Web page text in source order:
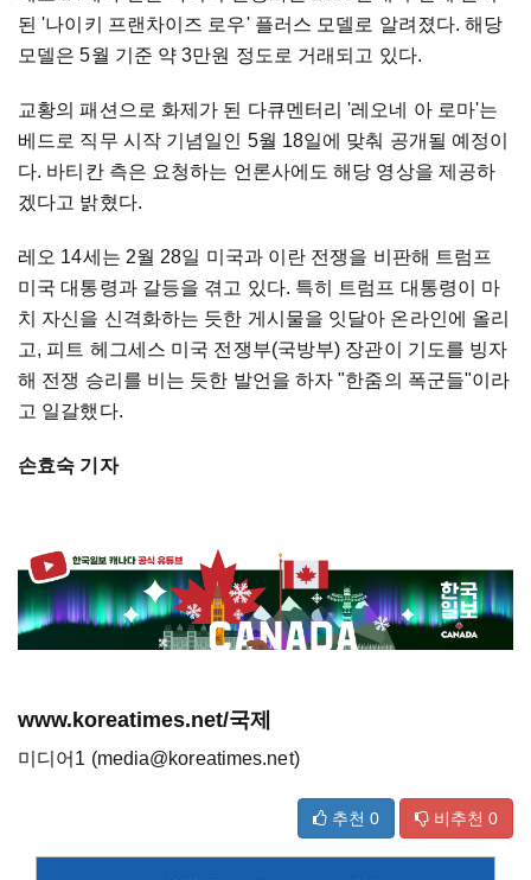
된 '나이키 프랜차이즈 로우' 플러스 모델로 알려졌다. 해당
모델은 5월 기준 약 3만원 정도로 거래되고 있다.
교황의 패션으로 화제가 된 다큐멘터리 '레오네 아 로마'는
베드로 직무 시작 기념일인 5월 18일에 맞춰 공개될 예정이
다. 바티칸 측은 요청하는 언론사에도 해당 영상을 제공하
겠다고 밝혔다.
레오 14세는 2월 28일 미국과 이란 전쟁을 비판해 트럼프
미국 대통령과 갈등을 겪고 있다. 특히 트럼프 대통령이 마
치 자신을 신격화하는 듯한 게시물을 잇달아 온라인에 올리
고, 피트 헤그세스 미국 전쟁부(국방부) 장관이 기도를 빙자
해 전쟁 승리를 비는 듯한 발언을 하자 "한줌의 폭군들"이라
고 일갈했다.
손효숙 기자
www.koreatimes.net/국제
미디어1 (media@koreatimes.net)
추천 0 비추천 0